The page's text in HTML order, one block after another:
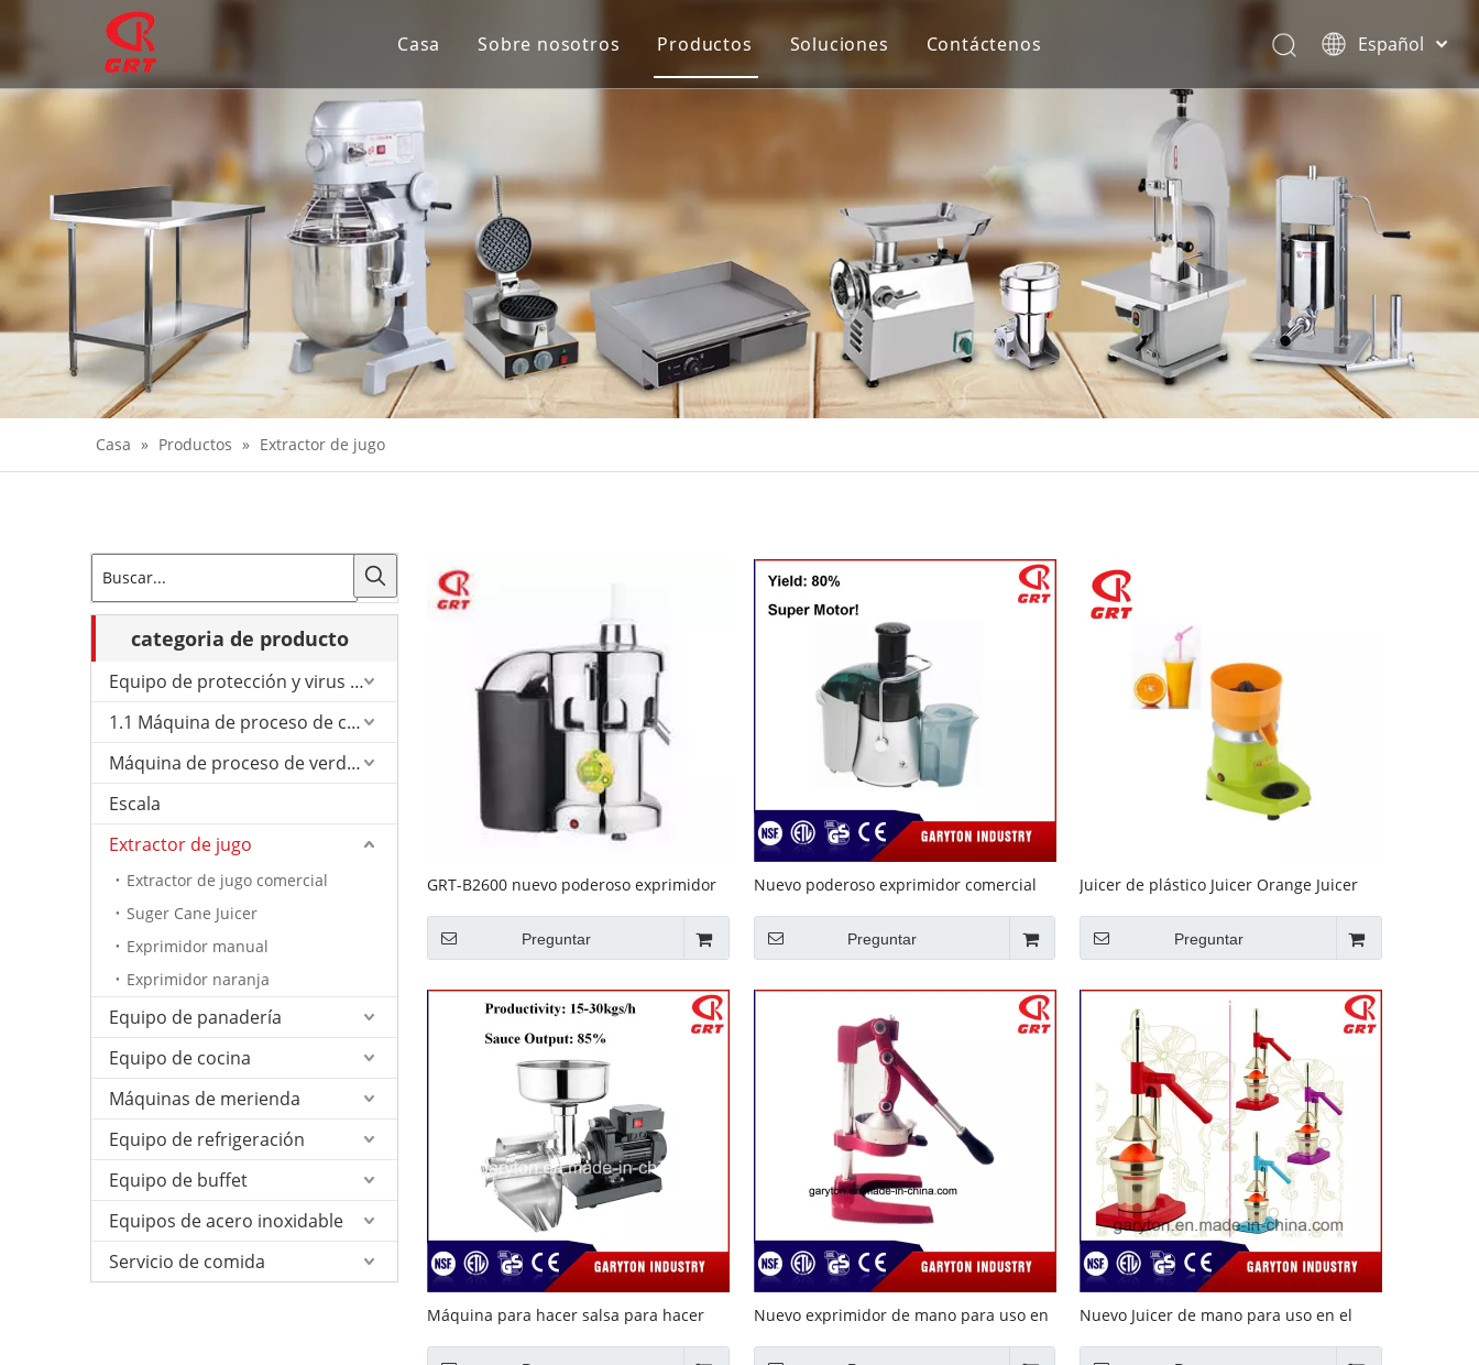
Casa Sobre nosotros Productos
Equipo de protección y virus de Corona.
Extractor de jugo
Equipo de panadería
Equipo de cocina
Equipos de acero inoxidable
Soluciones Contáctenos
Español
English
Casa » Productos » Extractor de jugo
categoria de producto
Equipo de protección y virus de Corona.
1.1 Máquina de proceso de carne
Máquina de proceso de verduras
Escala
Extractor de jugo
Extractor de jugo comercial
Suger Cane Juicer
Exprimidor manual
Exprimidor naranja
Equipo de panadería
Equipo de cocina
Máquinas de merienda
Equipo de refrigeración
Equipo de buffet
Equipos de acero inoxidable
Servicio de comida
GRT-B2600 nuevo poderoso exprimidor
Preguntar
Nuevo poderoso exprimidor comercial
Preguntar
Juicer de plástico Juicer Orange Juicer
Preguntar
Máquina para hacer salsa para hacer
Nuevo exprimidor de mano para uso en
Nuevo Juicer de mano para uso en el